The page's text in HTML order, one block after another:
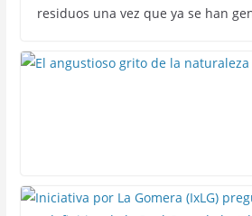
residuos una vez que ya se han